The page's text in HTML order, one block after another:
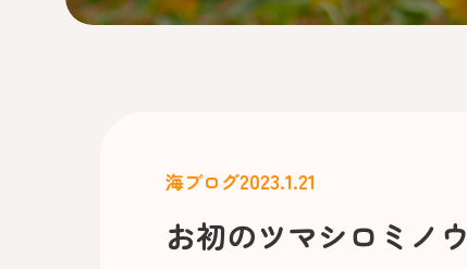
海ブログ2023.1.21
お初のツマシロミノ